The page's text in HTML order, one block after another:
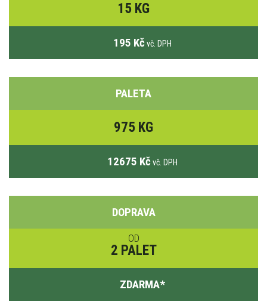
15 KG
195 Kč vč. DPH
PALETA
975 KG
12675 Kč vč. DPH
DOPRAVA
OD
2 PALET
ZDARMA*